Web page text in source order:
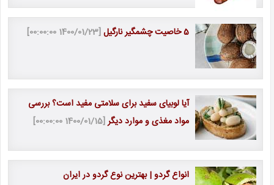
5 خاصیت چشمگیر نارگیل [1400/01/23 00:00:00]
آیا لوبیای سفید برای سلامتی مفید است؟ بررسی
مواد مغذی و موارد دیگر[1400/01/15 00:00:00]
انواع گردو | بهترین نوع گردو در ایران